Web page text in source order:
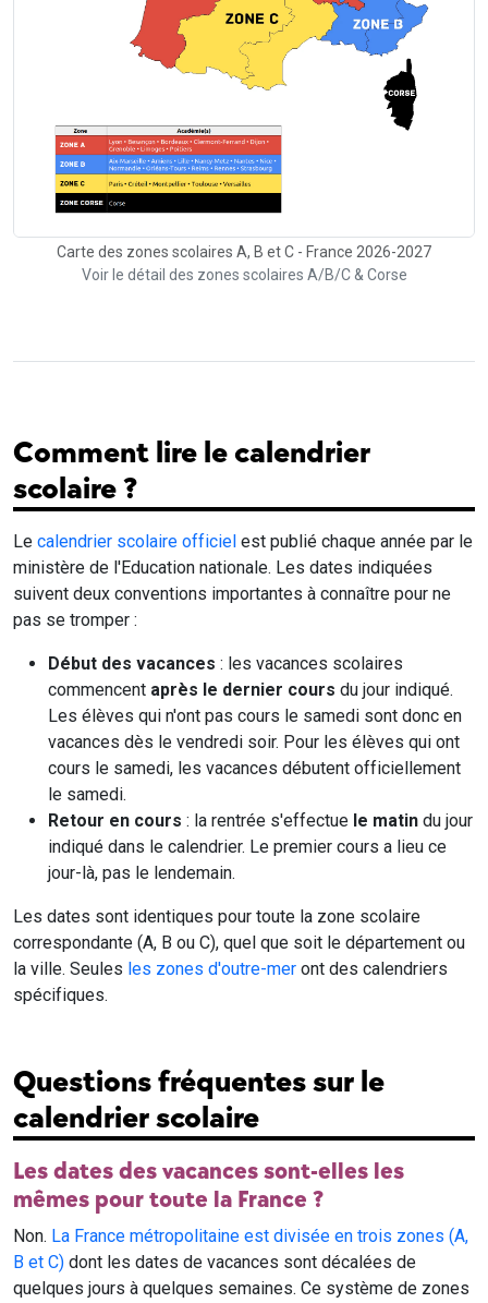
Carte des zones scolaires A, B et C - France 2026-2027
Voir le détail des zones scolaires A/B/C & Corse
Comment lire le calendrier
scolaire ?
Le calendrier scolaire officiel est publié chaque année par le
ministère de l'Education nationale. Les dates indiquées
suivent deux conventions importantes à connaître pour ne
pas se tromper :
Début des vacances : les vacances scolaires
commencent après le dernier cours du jour indiqué.
Les élèves qui n'ont pas cours le samedi sont donc en
vacances dès le vendredi soir. Pour les élèves qui ont
cours le samedi, les vacances débutent officiellement
le samedi.
Retour en cours : la rentrée s'effectue le matin du jour
indiqué dans le calendrier. Le premier cours a lieu ce
jour-là, pas le lendemain.
Les dates sont identiques pour toute la zone scolaire
correspondante (A, B ou C), quel que soit le département ou
la ville. Seules les zones d'outre-mer ont des calendriers
spécifiques.
Questions fréquentes sur le
calendrier scolaire
Les dates des vacances sont-elles les
mêmes pour toute la France ?
Non. La France métropolitaine est divisée en trois zones (A,
B et C) dont les dates de vacances sont décalées de
quelques jours à quelques semaines. Ce système de zones